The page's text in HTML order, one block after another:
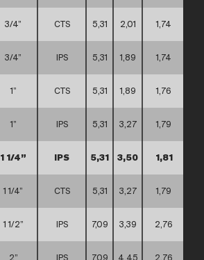
3/4” CTS 5,31 2,01 1,74
3/4” IPS 5,31 1,89 1,74
1” CTS 5,31 1,89 1,76
1” IPS 5,31 3,27 1,79
1 1/4” IPS 5,31 3,50 1,81
1 1/4” CTS 5,31 3,27 1,79
1 1/2” IPS 7,09 3,39 2,76
2” IPS 7,09 4,45 2,76